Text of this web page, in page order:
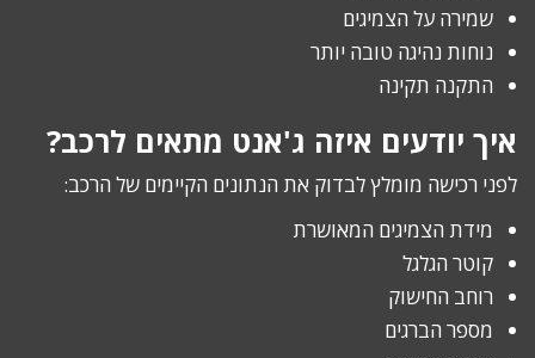
שמירה על הצמיגים
נוחות נהיגה טובה יותר
התקנה תקינה
איך יודעים איזה ג'אנט מתאים לרכב?
לפני רכישה מומלץ לבדוק את הנתונים הקיימים של הרכב:
מידת הצמיגים המאושרת
קוטר הגלגל
רוחב החישוק
מספר הברגים